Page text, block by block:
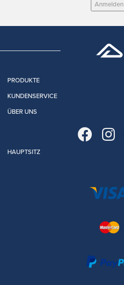
Anmelden
PRODUKTE
KUNDENSERVICE
ÜBER UNS
HAUPTSITZ